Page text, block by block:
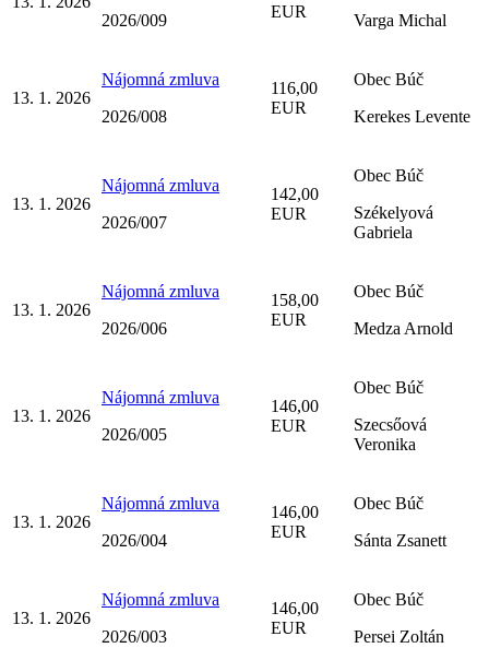
2026/009
EUR
Varga Michal
13. 1. 2026
Nájomná zmluva
2026/008
116,00
EUR
Obec Búč
Kerekes Levente
13. 1. 2026
Nájomná zmluva
2026/007
142,00
EUR
Obec Búč
Székelyová
Gabriela
13. 1. 2026
Nájomná zmluva
2026/006
158,00
EUR
Obec Búč
Medza Arnold
13. 1. 2026
Nájomná zmluva
2026/005
146,00
EUR
Obec Búč
Szecsőová
Veronika
13. 1. 2026
Nájomná zmluva
2026/004
146,00
EUR
Obec Búč
Sánta Zsanett
13. 1. 2026
Nájomná zmluva
2026/003
146,00
EUR
Obec Búč
Persei Zoltán